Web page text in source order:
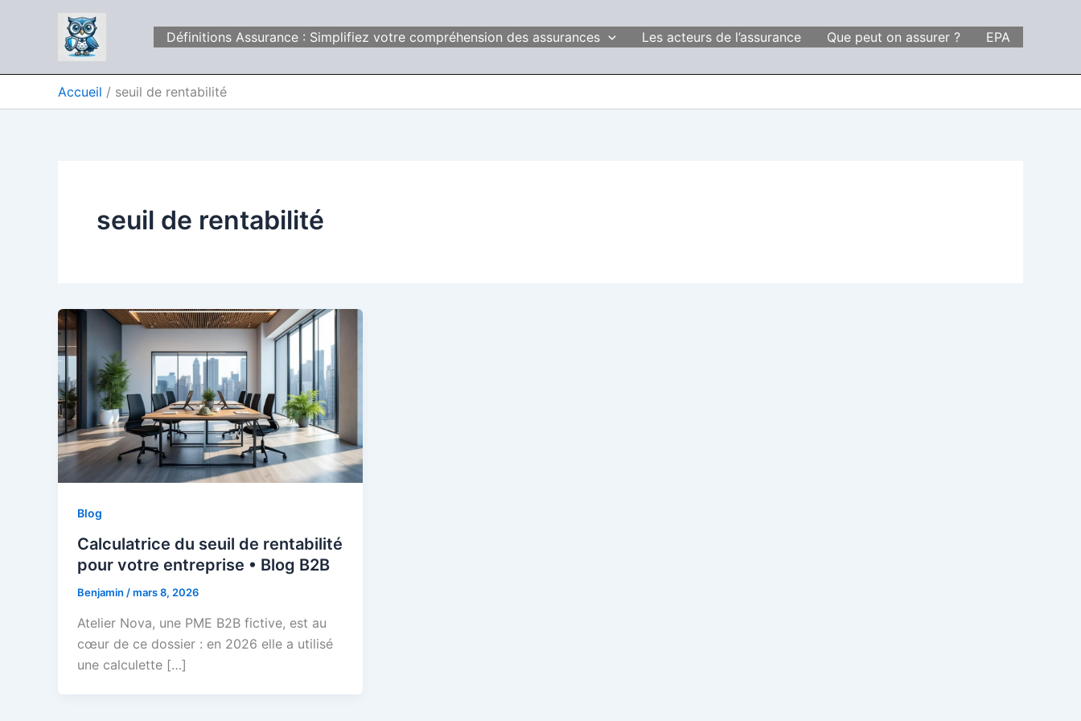
Définitions Assurance : Simplifiez votre compréhension des assurances Les acteurs de l’assurance Que peut on assurer ? EPA
Accueil seuil de rentabilité
seuil de rentabilité
Blog
Calculatrice du seuil de rentabilité
pour votre entreprise • Blog B2B
Benjamin /mars 8, 2026
Atelier Nova, une PME B2B fictive, est au
cœur de ce dossier : en 2026 elle a utilisé
une calculette […]